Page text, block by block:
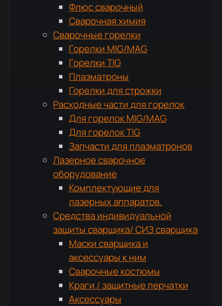
Флюс сварочный
Сварочная химия
Сварочные горелки
Горелки MIG/MAG
Горелки TIG
Плазматроны
Горелки для строжки
Расходные части для горелок
Для горелок MIG/MAG
Для горелок TIG
Запчасти для плазматронов
Лазерное сварочное
оборудование
Комплектующие для
лазерных аппаратов.
Средства индивидуальной
защиты сварщика/ СИЗ сварщика
Маски сварщика и
аксессуары к ним
Сварочные костюмы
Краги / защитные перчатки
Аксессуары